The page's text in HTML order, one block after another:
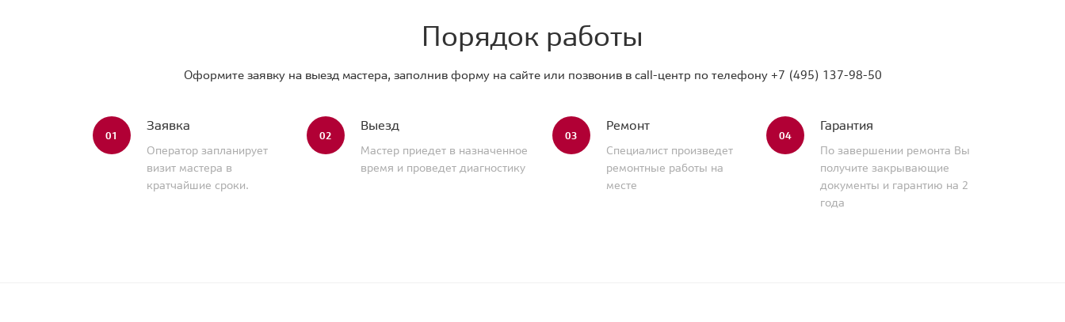
Порядок работы
Оформите заявку на выезд мастера, заполнив форму на сайте или позвонив в call-центр по телефону +7 (495) 137-98-50
01
Заявка
Оператор запланирует
визит мастера в
кратчайшие сроки.
02
Выезд
Мастер приедет в назначенное
время и проведет диагностику
03
Ремонт
Специалист произведет
ремонтные работы на
месте
04
Гарантия
По завершении ремонта Вы
получите закрывающие
документы и гарантию на 2
года